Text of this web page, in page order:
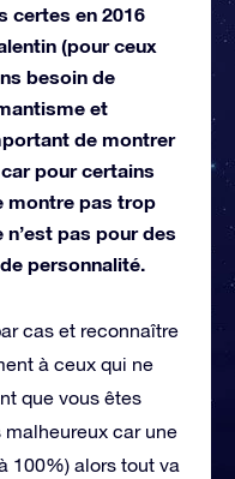
certes en 2016
(pour ceux
besoin de
et
de montrer
pour certains
montre pas trop
pas pour des
personnalité.
cas et reconnaître
à ceux qui ne
que vous êtes
malheureux car une
100%) alors tout va